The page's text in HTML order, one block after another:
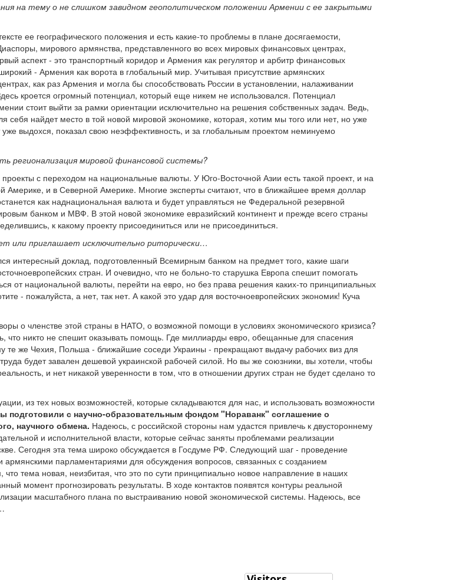
на тему о не слишком завидном геополитическом положении Армении с ее закрытыми
ее географического положения и есть какие-то проблемы в плане досягаемости,
мирового армянства, представленного во всех мировых финансовых центрах,
аспект - это транспортный коридор и Армения как регулятор и арбитр финансовых
- Армения как ворота в глобальный мир. Учитывая присутствие армянских
как раз Армения и могла бы способствовать России в установлении, налаживании
кроется огромный потенциал, который еще никем не использовался. Потенциал
стоит выйти за рамки ориентации исключительно на решения собственных задач. Ведь,
себя найдет место в той новой мировой экономике, которая, хотим мы того или нет, но уже
выдохся, показал свою неэффективность, и за глобальным проектом неминуемо
регионализация мировой финансовой системы?
с переходом на национальные валюты. У Юго-Восточной Азии есть такой проект, и на
и в Северной Америке. Многие эксперты считают, что в ближайшее время доллар
как наднациональная валюта и будет управляться не Федеральной резервной
банком и МВФ. В этой новой экономике евразийский континент и прежде всего страны
к какому проекту присоединиться или не присоединиться.
или приглашает исключительно риторически…
интересный доклад, подготовленный Всемирным банком на предмет того, какие шаги
стран. И очевидно, что не больно-то старушка Европа спешит помогать
от национальной валюты, перейти на евро, но без права решения каких-то принципиальных
- пожалуйста, а нет, так нет. А какой это удар для восточноевропейских экономик! Куча
о членстве этой страны в НАТО, о возможной помощи в условиях экономического кризиса?
что никто не спешит оказывать помощь. Где миллиарды евро, обещанные для спасения
же Чехия, Польша - ближайшие соседи Украины - прекращают выдачу рабочих виз для
будет завален дешевой украинской рабочей силой. Но вы же союзники, вы хотели, чтобы
и нет никакой уверенности в том, что в отношении других стран не будет сделано то
из тех новых возможностей, которые складываются для нас, и использовать возможности
подготовили с научно-образовательным фондом "Нораванк" соглашение о
научного обмена. Надеюсь, с российской стороны нам удастся привлечь к двустороннему
и исполнительной власти, которые сейчас заняты проблемами реализации
Сегодня эта тема широко обсуждается в Госдуме РФ. Следующий шаг - проведение
армянскими парламентариями для обсуждения вопросов, связанных с созданием
тема новая, неизбитая, что это по сути принципиально новое направление в наших
момент прогнозировать результаты. В ходе контактов появятся контуры реальной
масштабного плана по выстраиванию новой экономической системы. Надеюсь, все